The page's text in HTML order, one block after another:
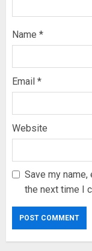
Name *
Email *
Website
Save my
the next time I